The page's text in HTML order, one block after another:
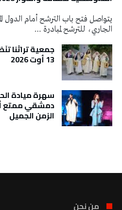
الجاري، للترشح لمبادرة …
جمعية تراثنا
13 أوت 2026
سهرة ميادة
دمشقي ممتع
الزمن الجميل
من نحن